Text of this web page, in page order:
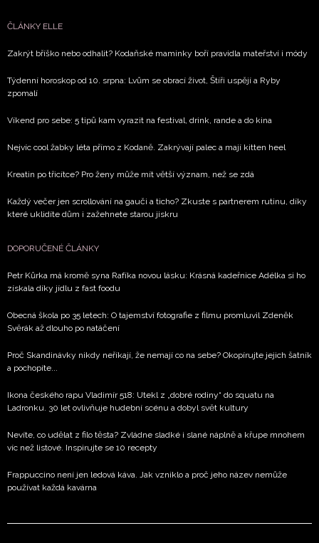
Chcete navíc dostávat i další zajímavé a exkluzivní
zpracováním údajů k tomuto účelu podleZásad ochrany
ČLÁNKY ELLE
Zakrýt bříško nebo odhalit? Kodaňské maminky boří pravidla mateřství i módy
Týdenní horoskop od 10. srpna: Lvům se obrací život, Štíři uspějí a Ryby
zpomalí
Víkend pro sebe: 5 tipů kam vyrazit na festival, drink, rande a do kina
Nejvíc cool žabky léta přímo z Kodaně. Zakrývají palec a mají kitten heel
Kreatin po třicítce? Pro ženy může mít větší význam, než se zdá
Každý večer jen scrollování na gauči a ticho? Zkuste s partnerem rutinu, díky
které uklidíte dům i zažehnete starou jiskru
DOPORUČENÉ ČLÁNKY
Petr Kůrka má kromě syna Rafíka novou lásku: Krásná kadeřnice Adélka si ho
získala díky jídlu z fast foodu
Obecná škola po 35 letech: O tajemství fotografie z filmu promluvil Zdeněk
Svěrák až dlouho po natáčení
Proč Skandinávky nikdy neříkají, že nemají co na sebe? Okopírujte jejich šatník
a pochopíte...
Ikona českého rapu Vladimír 518: Utekl z „dobré rodiny“ do squatu na
Ladronku. 30 let ovlivňuje hudební scénu a dobyl svět kultury
Nevíte, co udělat z filo těsta? Zvládne sladké i slané náplně a křupe mnohem
víc než listové. Inspirujte se 10 recepty
Frappuccino není jen ledová káva. Jak vzniklo a proč jeho název nemůže
používat každá kavárna